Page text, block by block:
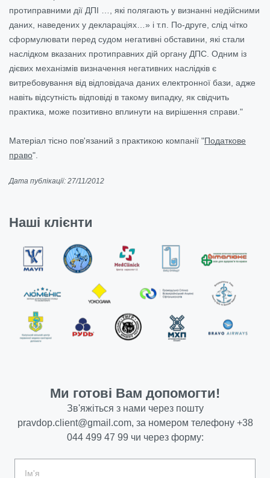
протиправними дії ДПІ …, які полягають у визнанні недійсними
даних, наведених у деклараціях…» і т.п. По-друге, слід чітко
сформулювати перед судом негативні обставини, які стали
наслідком вказаних протиправних дій органу ДПС. Одним із
дієвих механізмів визначення негативних наслідків є
витребовування від відповідача даних електронної бази, адже
навіть відсутність відповіді в такому випадку, як свідчить
практика, може позитивно вплинути на вирішення справи."
Матеріал тісно пов'язаний з практикою компанії "Податкове
право".
Дата публікації: 27/11/2012
Наші клієнти
Ми готові Вам допомогти!
Зв'яжіться з нами через пошту
pravdop.client@gmail.com, за номером телефону +38
044 499 47 99 чи через форму: